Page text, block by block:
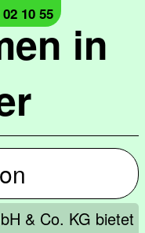
in
10 55
& Co. KG bietet